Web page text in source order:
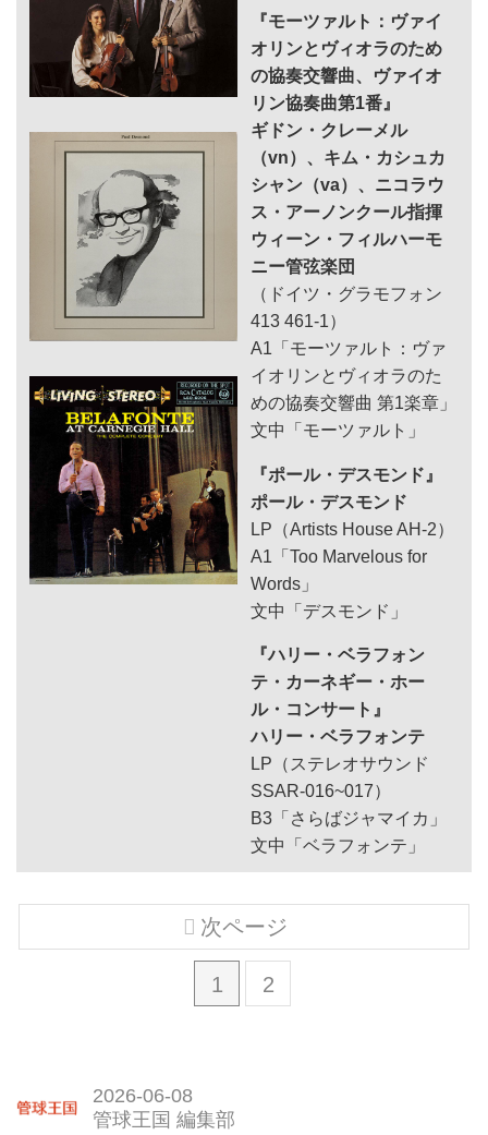
『モーツァルト：ヴァイ
オリンとヴィオラのため
の協奏交響曲、ヴァイオ
リン協奏曲第1番』
ギドン・クレーメル
（vn）、キム・カシュカ
シャン（va）、ニコラウ
ス・アーノンクール指揮
ウィーン・フィルハーモ
ニー管弦楽団
（ドイツ・グラモフォン
413 461-1）
A1「モーツァルト：ヴァ
イオリンとヴィオラのた
めの協奏交響曲 第1楽章」
文中「モーツァルト」
『ポール・デスモンド』
ポール・デスモンド
LP（Artists House AH-2）
A1「Too Marvelous for
Words」
文中「デスモンド」
『ハリー・ベラフォン
テ・カーネギー・ホー
ル・コンサート』
ハリー・ベラフォンテ
LP（ステレオサウンド
SSAR-016~017）
B3「さらばジャマイカ」
文中「ベラフォンテ」
1 2
次ページ
2026-06-08
管球王国 編集部